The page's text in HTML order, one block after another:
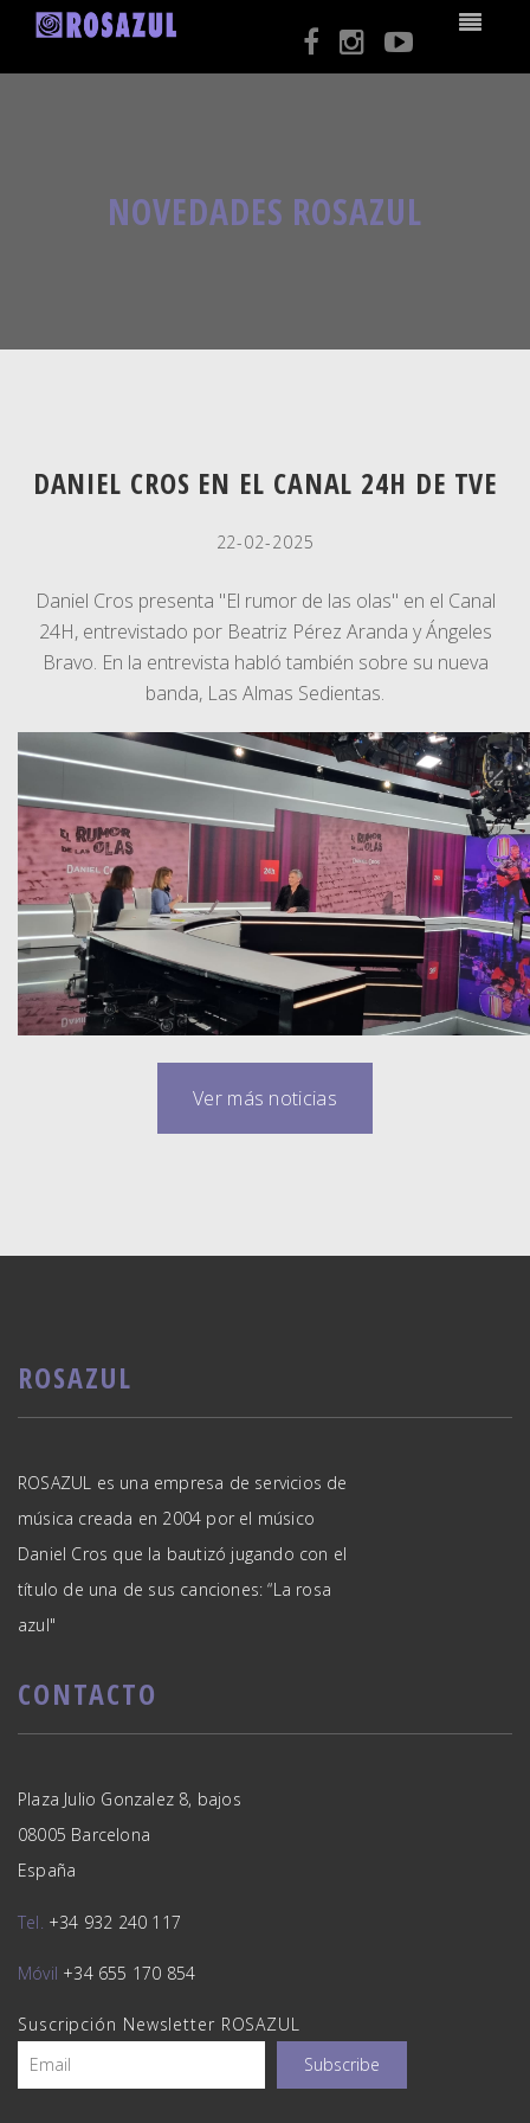
NOVEDADES ROSAZUL
DANIEL CROS EN EL CANAL 24H DE TVE
22-02-2025
Daniel Cros presenta "El rumor de las olas" en el Canal
24H, entrevistado por Beatriz Pérez Aranda y Ángeles
Bravo. En la entrevista habló también sobre su nueva
banda, Las Almas Sedientas.
Ver más noticias
ROSAZUL
ROSAZUL es una empresa de servicios de
música creada en 2004 por el músico
Daniel Cros que la bautizó jugando con el
título de una de sus canciones: “La rosa
azul"
CONTACTO
Plaza Julio Gonzalez 8, bajos
08005 Barcelona
España
Tel. +34 932 240 117
Móvil +34 655 170 854
Suscripción Newsletter ROSAZUL